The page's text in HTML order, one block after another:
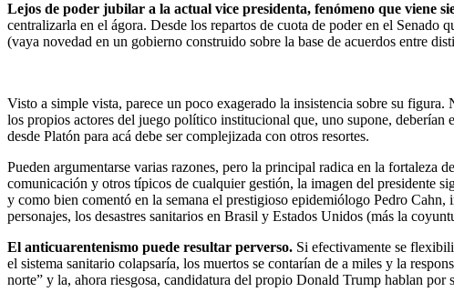
Lejos de poder jubilar a la actual vice presidenta, fenómeno que viene
centralizarla en el ágora. Desde los repartos de cuota de poder en el
(vaya novedad en un gobierno construido sobre la base de acuerdos entre
Visto a simple vista, parece un poco exagerado la insistencia sobre su
los propios actores del juego político institucional que, uno supone,
desde Platón para acá debe ser complejizada con otros resortes.
Pueden argumentarse varias razones, pero la principal radica en la fortaleza
comunicación y otros típicos de cualquier gestión, la imagen del presidente
y como bien comentó en la semana el prestigioso epidemiólogo Pedro
personajes, los desastres sanitarios en Brasil y Estados Unidos (más la
El anticuarentenismo puede resultar perverso. Si efectivamente se
el sistema sanitario colapsaría, los muertos se contarían de a miles y la
norte” y la, ahora riesgosa, candidatura del propio Donald Trump hablan por